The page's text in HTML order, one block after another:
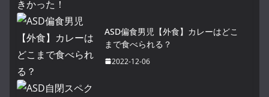
ASD偏食男児【外食】カレーはどこ
まで食べられる？
2022-12-06